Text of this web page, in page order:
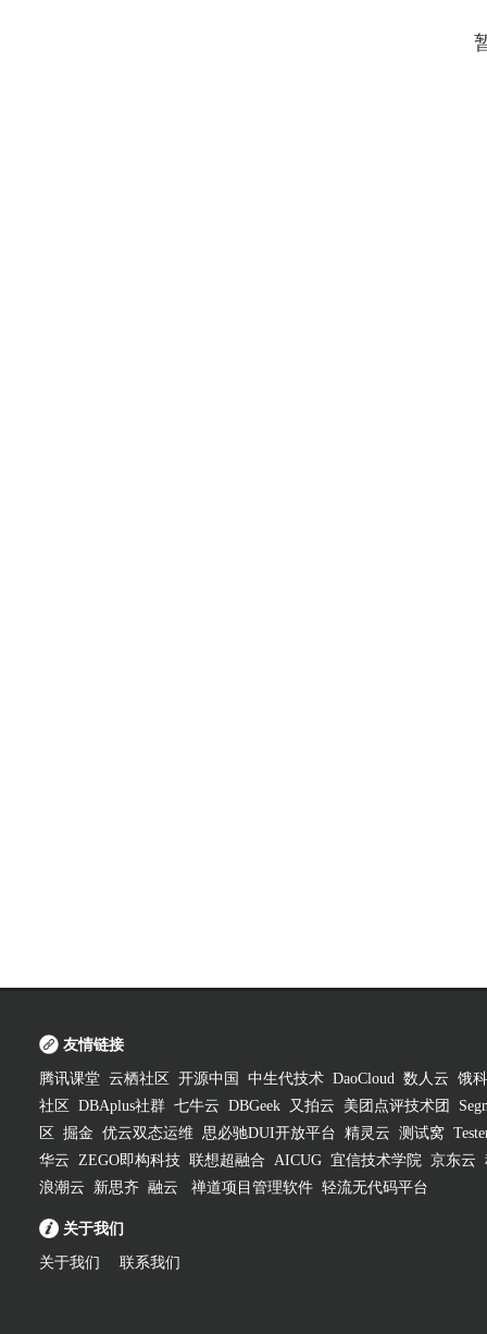
友情链接
腾讯课堂 云栖社区 开源中国 中生代技术 DaoCloud 数人云 饿
社区
DBAplus社群 七牛云 DBGeek 又拍云 美团点评技术团
区
掘金 优云双态运维 思必驰DUI开放平台 精灵云 测试窝
华云 ZEGO即构科技 联想超融合 AICUG 宜信技术学院 京东云
浪潮云
新思齐 融云 禅道项目管理软件 轻流无代码平台
关于我们
关于我们 联系我们